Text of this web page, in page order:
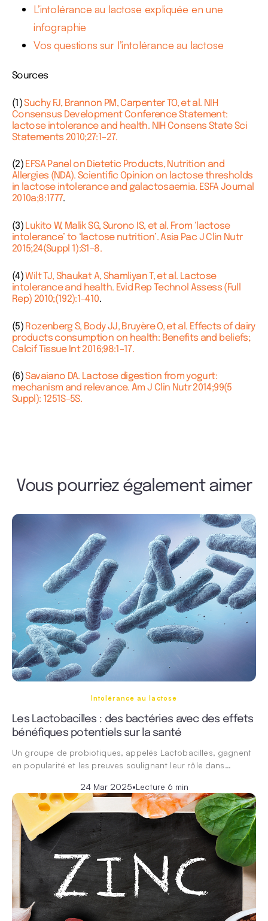
L’intolérance au lactose expliquée en une
infographie
Vos questions sur l’intolérance au lactose
Sources
(1)Suchy FJ, Brannon PM, Carpenter TO, et al. NIH
Consensus Development Conference Statement:
lactose intolerance and health. NIH Consens State Sci
Statements 2010;27:1–27.
(2) EFSA Panel on Dietetic Products, Nutrition and
Allergies (NDA). Scientific Opinion on lactose thresholds
in lactose intolerance and galactosaemia. ESFA Journal
2010a;8:1777.
(3) Lukito W, Malik SG, Surono IS, et al. From ‘lactose
intolerance’ to ‘lactose nutrition’. Asia Pac J Clin Nutr
2015;24(Suppl 1):S1–8.
(4) Wilt TJ, Shaukat A, Shamliyan T, et al. Lactose
intolerance and health. Evid Rep Technol Assess (Full
Rep) 2010;(192):1–410.
(5) Rozenberg S, Body JJ, Bruyère O, et al. Effects of dairy
products consumption on health: Benefits and beliefs;
Calcif Tissue Int 2016;98:1–17.
(6)Savaiano DA. Lactose digestion from yogurt:
mechanism and relevance. Am J Clin Nutr 2014;99(5
Suppl): 1251S–5S.
Vous pourriez également aimer
Intolérance au lactose
Les Lactobacilles : des bactéries avec des effets
bénéfiques potentiels sur la santé
Un groupe de probiotiques, appelés Lactobacilles, gagnent
en popularité et les preuves soulignant leur rôle dans…
24 Mar 2025•Lecture 6 min